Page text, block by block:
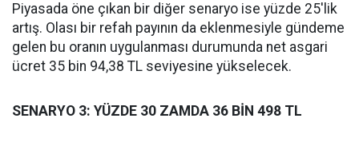
Piyasada öne çıkan bir diğer senaryo ise yüzde 25'lik
artış. Olası bir refah payının da eklenmesiyle gündeme
gelen bu oranın uygulanması durumunda net asgari
ücret 35 bin 94,38 TL seviyesine yükselecek.
SENARYO 3: YÜZDE 30 ZAMDA 36 BİN 498 TL